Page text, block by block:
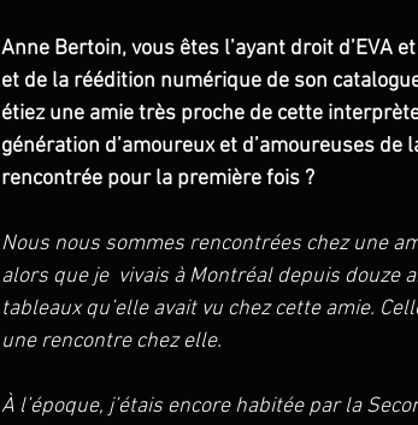
Anne Bertoin, vous êtes l’ayant droit d’EVA
et de la réédition numérique de son
étiez une amie très proche de cette
génération d’amoureux et d’amoureuses de
rencontrée pour la première fois ?
Nous nous sommes rencontrées chez une
alors que je  vivais à Montréal depuis douze
tableaux qu’elle avait vu chez cette amie.
une rencontre chez elle.
À l’époque, j’étais encore habitée par la